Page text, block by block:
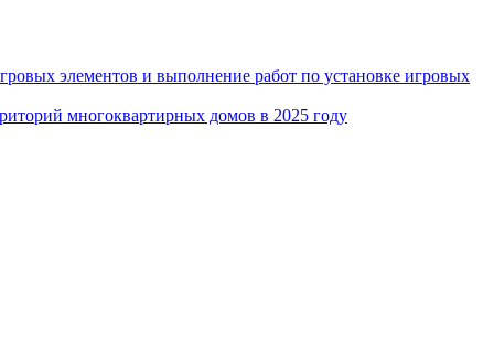
элементов и выполнение работ по установке игровых
многоквартирных домов в 2025 году